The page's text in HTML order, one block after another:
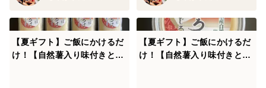
究極の自然薯、地元の新鮮な魚出汁、職人の丁寧な技が
生み出す特別な逸品です。
静岡県のとろろ汁は、地元の方々にとっては家庭料理の
一つであり、日常的に食べられる料理ですが、観光客に
【夏ギフト】ご飯にかけるだ
け！【自然薯入り味付きとろ
【夏ギフト】ご飯にかけるだ
け！【自然薯入り味付きとろ